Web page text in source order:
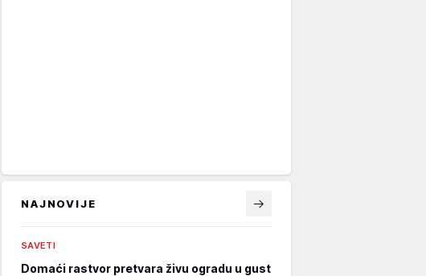
NAJNOVIJE
SAVETI
Domaći rastvor pretvara živu ogradu u gust